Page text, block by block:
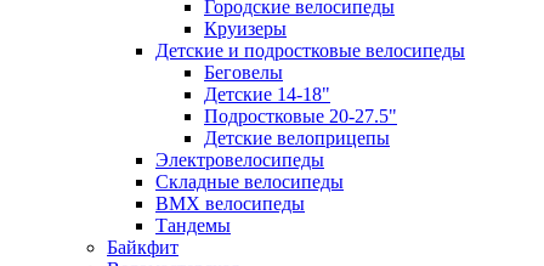
Городские велосипеды
Круизеры
Детские и подростковые велосипеды
Беговелы
Детские 14-18"
Подростковые 20-27.5"
Детские велоприцепы
Электровелосипеды
Складные велосипеды
BMX велосипеды
Тандемы
Байкфит